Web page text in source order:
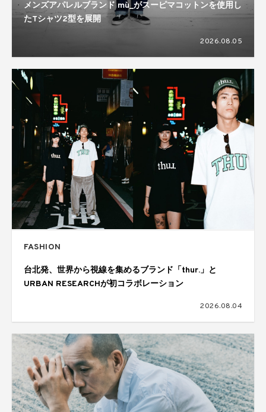
メンズアパレルブランド mù_がスーピマコットンを使用し
たTシャツ2型を展開
2026.08.05
FASHION
台北発、世界から視線を集めるブランド「thur.」と
URBAN RESEARCHが初コラボレーション
2026.08.04